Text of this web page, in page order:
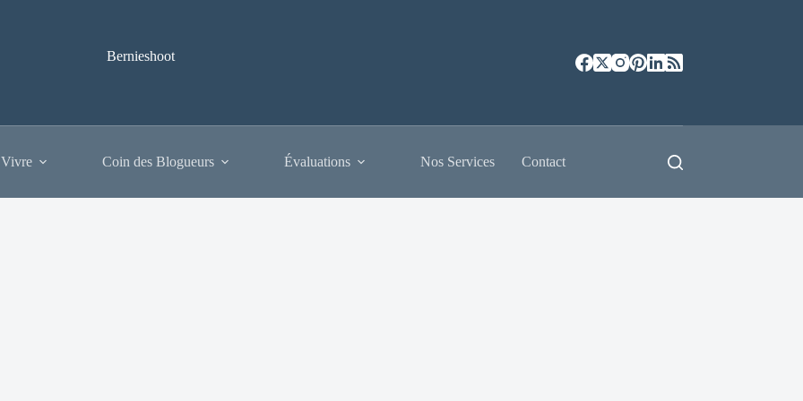
Bernieshoot
Coin des Blogueurs Évaluations Nos Services Contact